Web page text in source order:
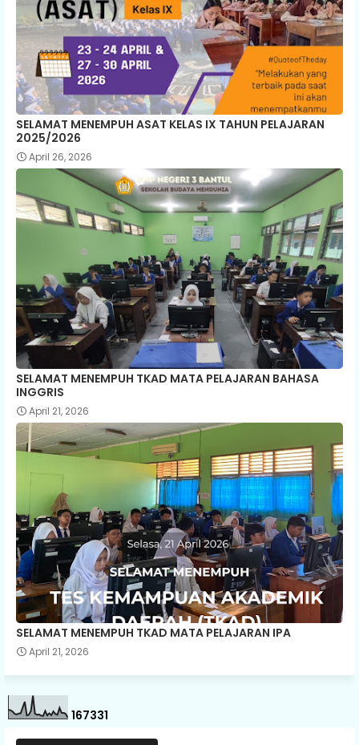
SELAMAT MENEMPUH ASAT KELAS IX TAHUN PELAJARAN
2025/2026
April 26, 2026
SELAMAT MENEMPUH TKAD MATA PELAJARAN BAHASA
INGGRIS
April 21, 2026
SELAMAT MENEMPUH TKAD MATA PELAJARAN IPA
April 21, 2026
167331